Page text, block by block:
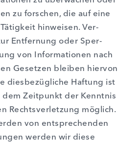
zu for­schen, die auf eine
hin­wei­sen. Ver­
Ent­fer­nung oder Sper­
von Infor­ma­tio­nen nach
Geset­zen blei­ben hier­von
dies­be­züg­li­che Haf­tung ist
dem Zeit­punkt der Kennt­nis
Rechts­ver­let­zung mög­lich.
von ent­spre­chen­den
wer­den wir die­se